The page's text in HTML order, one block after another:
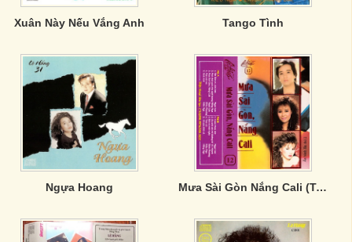
Xuân Này Nếu Vắng Anh Tango Tình
Ngựa Hoang Mưa Sài Gòn Nắng Cali (Tape)